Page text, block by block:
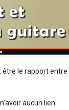
le rapport
aucun lien.